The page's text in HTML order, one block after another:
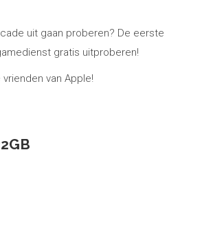
uit gaan proberen? De eerste
gratis uitproberen!
van Apple!